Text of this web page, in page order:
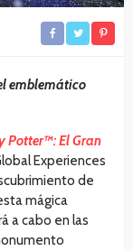
emblemático
Potter™: El Gran
Experiences
de
mágica
a cabo en las